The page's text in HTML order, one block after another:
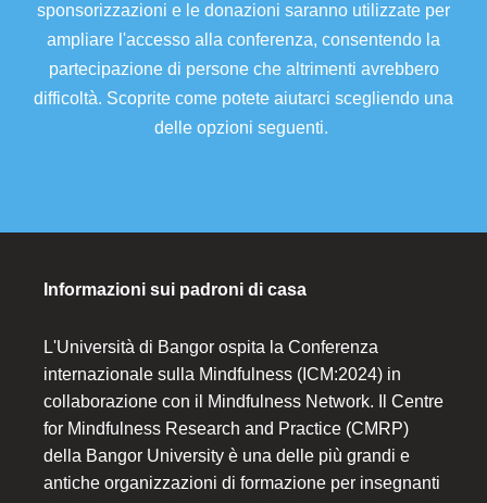
sponsorizzazioni e le donazioni saranno utilizzate per
ampliare l'accesso alla conferenza, consentendo la
partecipazione di persone che altrimenti avrebbero
difficoltà. Scoprite come potete aiutarci scegliendo una
delle opzioni seguenti.
Informazioni sui padroni di casa
L'Università di Bangor ospita la Conferenza
internazionale sulla Mindfulness (ICM:2024) in
collaborazione con il Mindfulness Network. Il Centre
for Mindfulness Research and Practice (CMRP)
della Bangor University è una delle più grandi e
antiche organizzazioni di formazione per insegnanti